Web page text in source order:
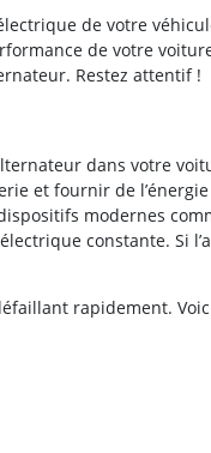
de votre
de votre
Restez attentif !
dans votre
et fournir de
modernes
constante. Si
rapidement.